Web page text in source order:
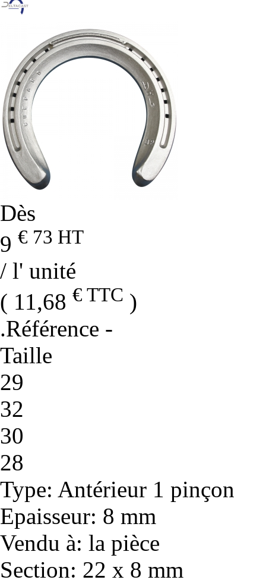
Dès
9 € 73 HT
/ l' unité
( 11,68 € TTC )
.Référence -
Taille
29
32
30
28
Type: Antérieur 1 pinçon
Epaisseur: 8 mm
Vendu à: la pièce
Section: 22 x 8 mm